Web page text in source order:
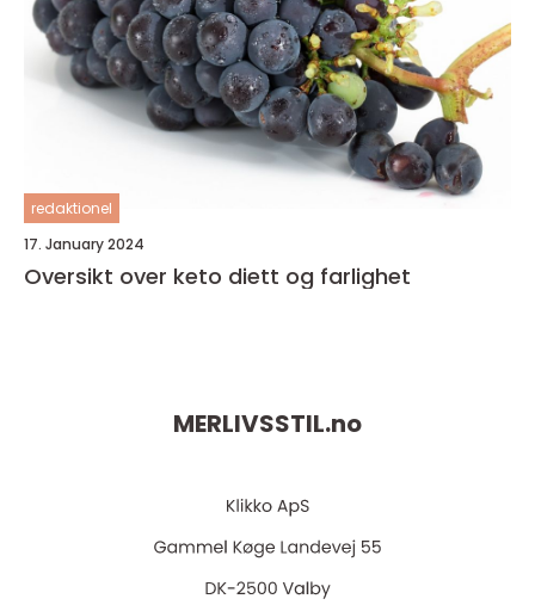
redaktionel
17. January 2024
Oversikt over keto diett og farlighet
MERLIVSSTIL.no